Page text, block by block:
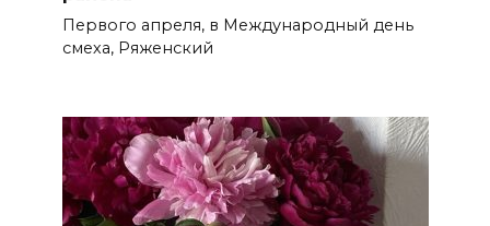
Первого апреля, в Международный день
смеха, Ряженский